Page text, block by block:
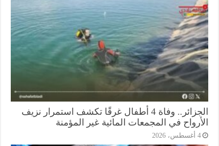
الجزائر.. وفاة 4 أطفال غرقًا تكشف استمرار نزيف
في المجمعات المائية غير المؤمنة